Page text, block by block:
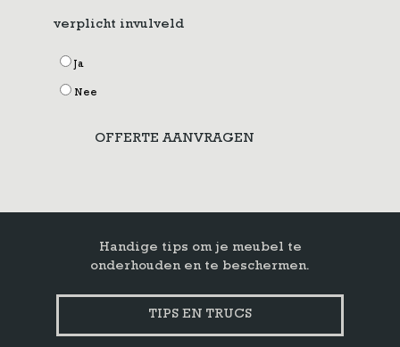
verplicht invulveld
Ja
Nee
OFFERTE AANVRAGEN
Handige tips om je meubel te
onderhouden en te beschermen.
TIPS EN TRUCS